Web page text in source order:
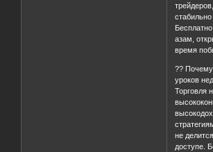
азам,
время
??
уроков
Торговля
не
доступе.